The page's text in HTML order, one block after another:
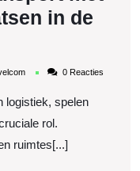
in de
mudintercargotravelcom
0 Reacties
logistiek, spelen
rol.
ruimtes[...]